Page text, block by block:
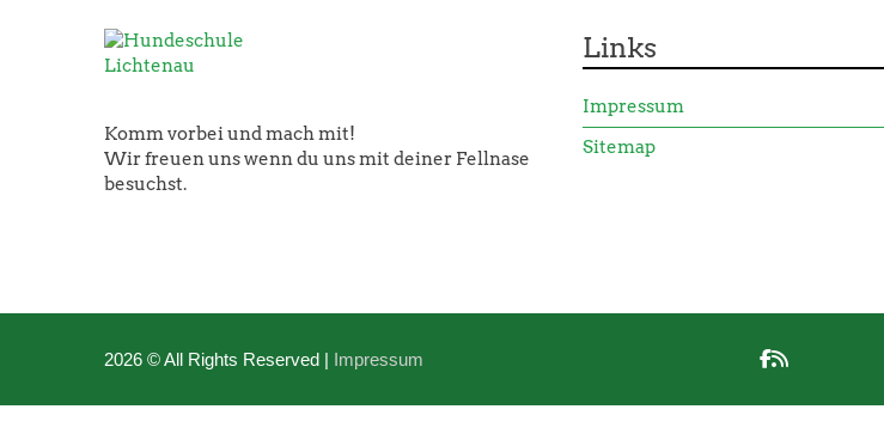
Komm vorbei und mach mit!
Wir freuen uns wenn du uns mit deiner Fellnase
besuchst.
Links
Impressum
Sitemap
2026 © All Rights Reserved Impressum